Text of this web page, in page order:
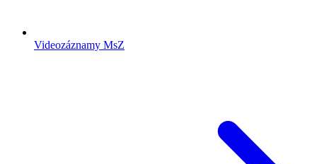
Videozáznamy MsZ